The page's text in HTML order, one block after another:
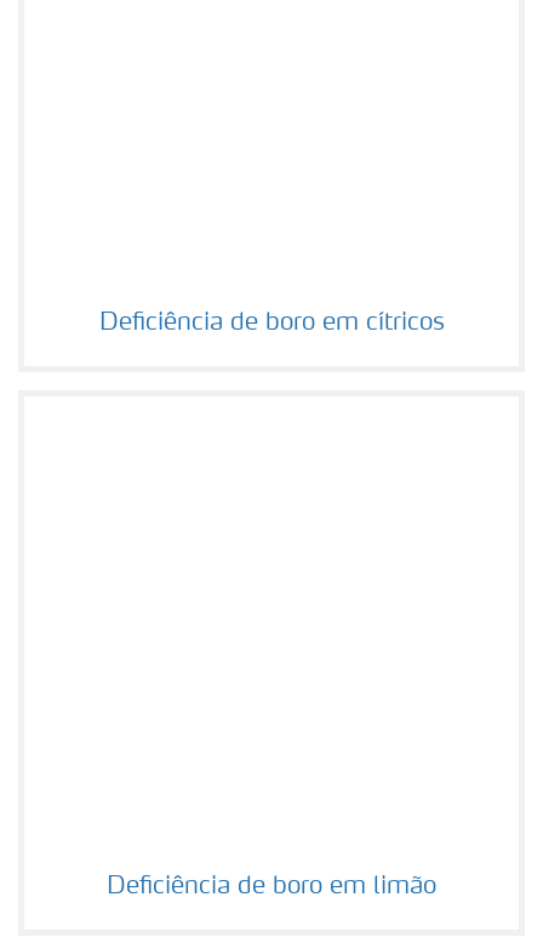
Deficiência de boro em cítricos
Deficiência de boro em cítricos
Deficiência de boro em limão
Deficiência de boro em limão